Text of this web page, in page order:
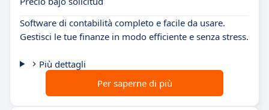
Software di contabilità completo e facile da usare.
Gestisci le tue finanze in modo efficiente e senza stress.
Più dettagli
Per saperne di più